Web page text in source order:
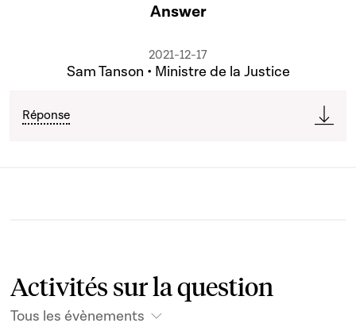
Answer
2021-12-17
Sam Tanson • Ministre de la Justice
Réponse
Activités sur la question
Tous les évènements